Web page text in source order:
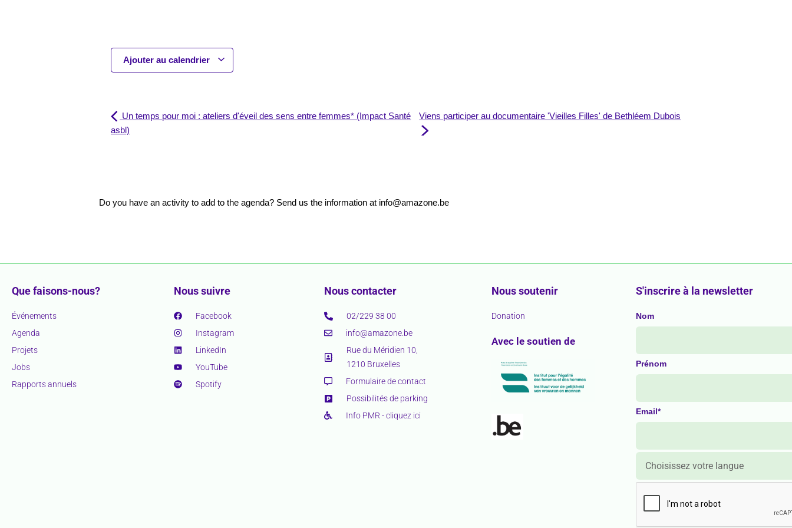
Ajouter au calendrier
Un temps pour moi : ateliers d'éveil des sens entre femmes* (Impact Santé
asbl)
Viens participer au documentaire 'Vieilles Filles' de Bethléem Dubois
Do you have an activity to add to the agenda? Send us the information at info@amazone.be
Que faisons-nous?
Événements
Agenda
Projets
Jobs
Rapports annuels
Nous suivre
Facebook
Instagram
LinkedIn
YouTube
Spotify
Nous contacter
02/229 38 00
info@amazone.be
Rue du Méridien 10,
1210 Bruxelles
Formulaire de contact
Possibilités de parking
Info PMR - cliquez ici
Nous soutenir
Donation
Avec le soutien de
S'inscrire à la newsletter
Nom
Prénom
Email*